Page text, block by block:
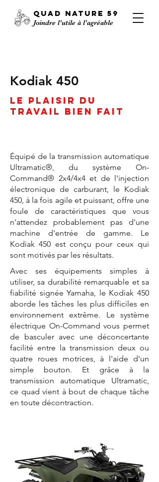
QUAD NATURE 59
Joindre l'utile à l'agréable
Kodiak 450
Le plaisir du
travail bien fait
Équipé de la transmission automatique
Ultramatic®, du système On-
Command® 2x4/4x4 et de l'injection
électronique de carburant, le Kodiak
450, à la fois agile et puissant, offre une
foule de caractéristiques que vous
n'attendez probablement pas d'une
machine d'entrée de gamme. Le
Kodiak 450 est conçu pour ceux qui
sont motivés par les résultats.
Avec ses équipements simples à
utiliser, sa durabilité remarquable et sa
fiabilité signée Yamaha, le Kodiak 450
aborde les tâches les plus difficiles en
environnement extrême. Le système
électrique On-Command vous permet
de basculer avec une déconcertante
facilité entre la transmission deux ou
quatre roues motrices, à l'aide d'un
simple bouton. Et grâce à la
transmission automatique Ultramatic,
ce quad vient à bout de chaque tâche
en toute décontraction.